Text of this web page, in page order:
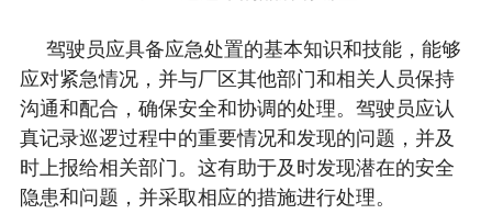
驾驶员应具备应急处置的基本知识和技能，能够
应对紧急情况，并与厂区其他部门和相关人员保持
沟通和配合，确保安全和协调的处理。驾驶员应认
真记录巡逻过程中的重要情况和发现的问题，并及
时上报给相关部门。这有助于及时发现潜在的安全
隐患和问题，并采取相应的措施进行处理。